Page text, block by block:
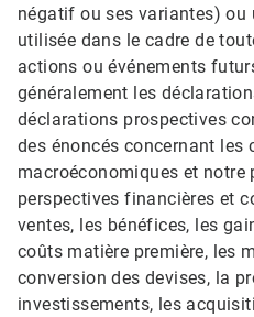
négatif ou ses variantes)
utilisée dans le cadre de
actions ou événements
généralement les
déclarations prospectives
des énoncés concernant les
macroéconomiques et notre
perspectives financières et
ventes, les bénéfices, les
coûts matière première, les
conversion des devises, la
investissements, les